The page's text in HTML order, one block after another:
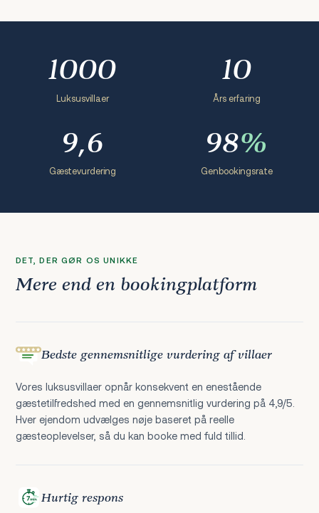
1000
Luksusvillaer
10
Års erfaring
9,6
Gæstevurdering
98%
Genbookingsrate
DET, DER GØR OS UNIKKE
Mere end en bookingplatform
Bedste gennemsnitlige vurdering af villaer
Vores luksusvillaer opnår konsekvent en enestående
gæstetilfredshed med en gennemsnitlig vurdering på 4,9/5.
Hver ejendom udvælges nøje baseret på reelle
gæsteoplevelser, så du kan booke med fuld tillid.
Hurtig respons